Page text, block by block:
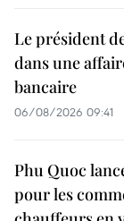
Le président
dans une
bancaire
06/08/2026 09:41
Phu Quoc
pour les